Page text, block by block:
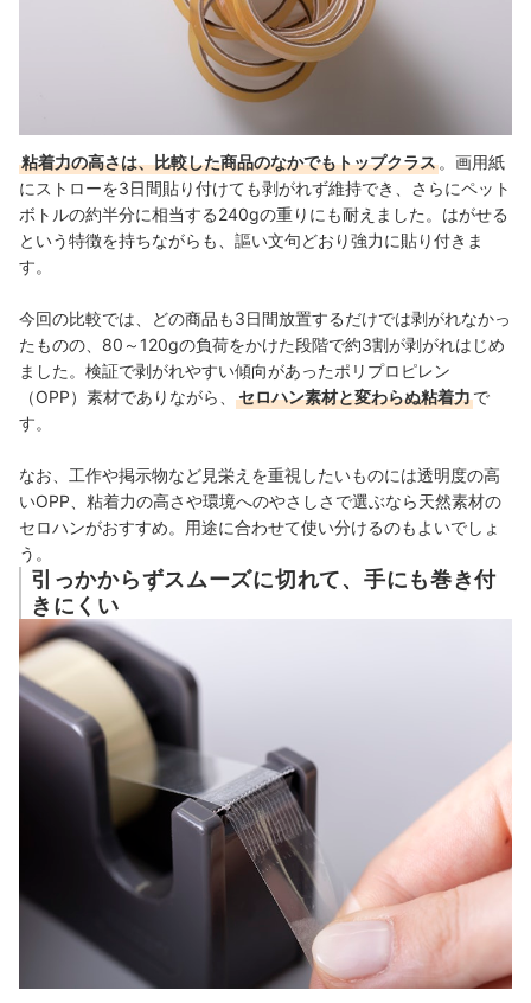
粘着力の高さは、比較した商品のなかでもトップクラス 。 画用紙
にストローを3日間貼り付けても剥がれず維持でき、さらにペット
ボトルの約半分に相当する240gの重りにも耐えました。はがせる
という特徴を持ちながらも、謳い文句どおり強力に貼り付きま
す。
今回の比較では、どの商品も3日間放置するだけでは剥がれなかっ
たものの、80～120gの負荷をかけた段階で約3割が剥がれはじめ
ました。検証で剥がれやすい傾向があったポリプロピレン
（OPP）素材でありながら、
セロハン素材と変わらぬ粘着力で
す。
なお、工作や掲示物など見栄えを重視したいものには透明度の高
いOPP、粘着力の高さや環境へのやさしさで選ぶなら天然素材の
セロハンがおすすめ。用途に合わせて使い分けるのもよいでしょ
う。
引っかからずスムーズに切れて、手にも巻き付
きにくい